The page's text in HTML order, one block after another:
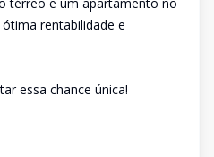
rentabilidade e
essa chance única!